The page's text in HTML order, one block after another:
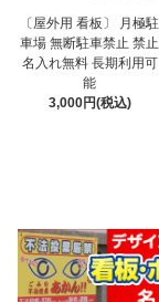
〔屋外用 看板〕 月極駐
車場 無断駐車禁止 禁止
名入れ無料 長期利用可
能
3,000円(税込)